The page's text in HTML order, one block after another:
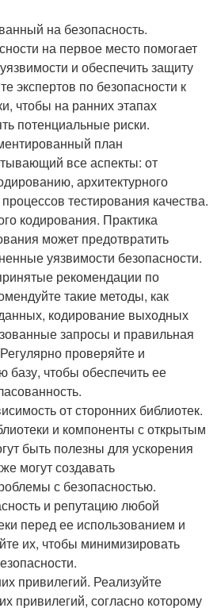
на безопасность.
на первое место помогает
и обеспечить защиту
экспертов по безопасности к
чтобы на ранних этапах
потенциальные риски.
план
все аспекты: от
архитектурного
тестирования качества.
кодирования. Практика
может предотвратить
уязвимости безопасности.
рекомендации по
такие методы, как
кодирование выходных
запросы и правильная
проверяйте и
базу, чтобы обеспечить ее
от сторонних библиотек.
и компоненты с открытым
быть полезны для ускорения
могут создавать
с безопасностью.
и репутацию любой
перед ее использованием и
их, чтобы минимизировать
привилегий. Реализуйте
привилегий, согласно которому